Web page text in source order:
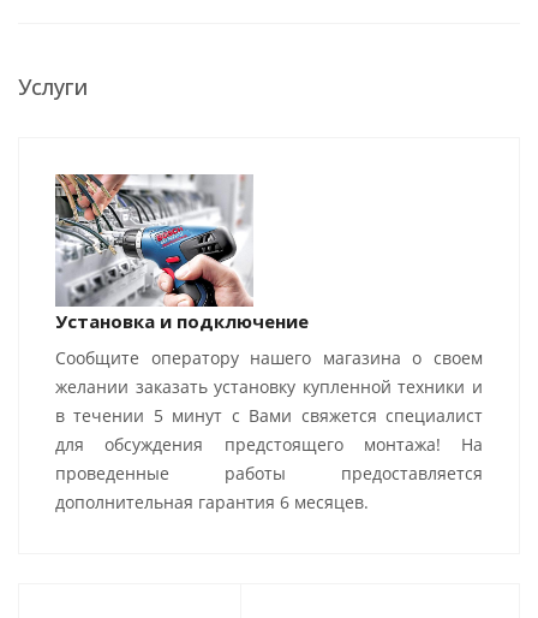
Услуги
Установка и подключение
Сообщите оператору нашего магазина о своем
желании заказать установку купленной техники и
в течении 5 минут с Вами свяжется специалист
для обсуждения предстоящего монтажа! На
проведенные работы предоставляется
дополнительная гарантия 6 месяцев.